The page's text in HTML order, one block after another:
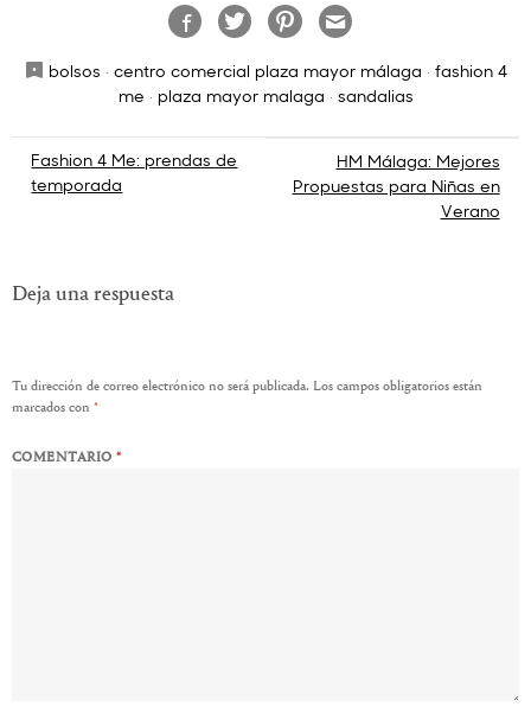
bolsos · centro comercial plaza mayor málaga · fashion 4
me · plaza mayor malaga · sandalias
Navegación
de
Fashion 4 Me: prendas de
temporada
HM Málaga: Mejores
Propuestas para Niñas en
Verano
Deja una respuesta
Tu dirección de correo electrónico no será publicada. Los campos obligatorios están
marcados con *
COMENTARIO*